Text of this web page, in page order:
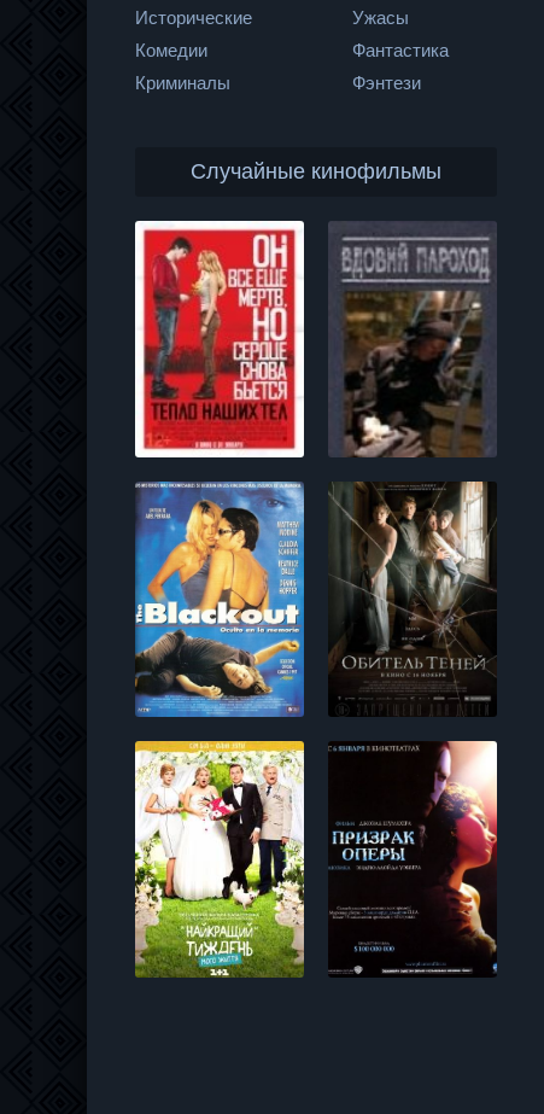
Исторические
Комедии
Криминалы
Ужасы
Фантастика
Фэнтези
Случайные кинофильмы